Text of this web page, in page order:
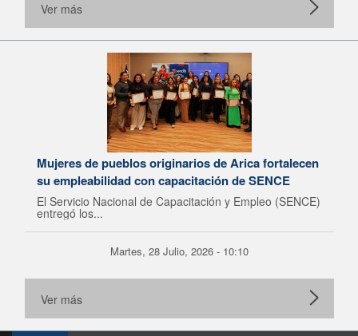
Ver más
Mujeres de pueblos originarios de Arica fortalecen
su empleabilidad con capacitación de SENCE
El Servicio Nacional de Capacitación y Empleo (SENCE)
entregó los...
Martes, 28 Julio, 2026 - 10:10
Ver más